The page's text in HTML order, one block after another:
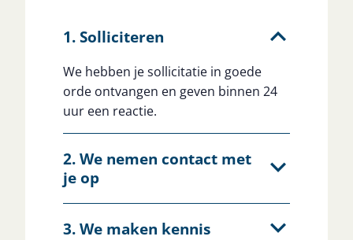
1. Solliciteren
We hebben je sollicitatie in goede
orde ontvangen en geven binnen 24
uur een reactie.
2. We nemen contact met
je op
3. We maken kennis